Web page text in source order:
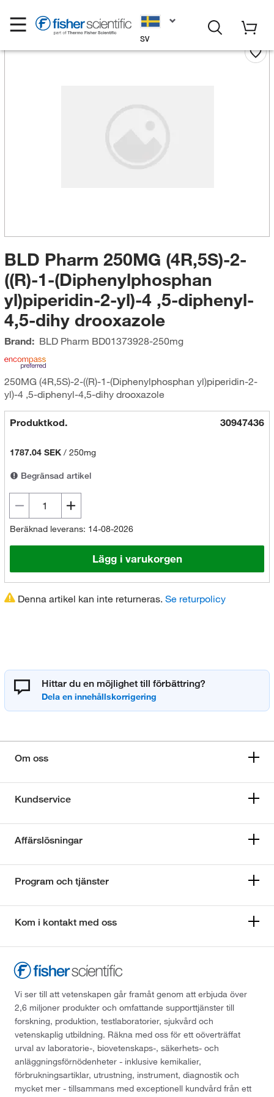
SV
BLD Pharm 250MG (4R,5S)-2-
((R)-1-(Diphenylphosphan
yl)piperidin-2-yl)-4 ,5-diphenyl-
4,5-dihy drooxazole
Brand: BLD Pharm BD01373928-250mg
250MG (4R,5S)-2-((R)-1-(Diphenylphosphan yl)piperidin-2-
yl)-4 ,5-diphenyl-4,5-dihy drooxazole
Produktkod. 30947436
1787.04 SEK/ 250mg
Begränsad artikel
Beräknad leverans: 14-08-2026
Lägg i varukorgen
Denna artikel kan inte returneras. Se returpolicy
Hittar du en möjlighet till förbättring?
Om oss
Kundservice
Affärslösningar
Program och tjänster
Kom i kontakt med oss
Vi ser till att vetenskapen går framåt genom att erbjuda över
2,6 miljoner produkter och omfattande supporttjänster till
forskning, produktion, testlaboratorier, sjukvård och
vetenskaplig utbildning. Räkna med oss för ett oöverträffat
urval av laboratorie-, biovetenskaps-, säkerhets- och
anläggningsförnödenheter - inklusive kemikalier,
förbrukningsartiklar, utrustning, instrument, diagnostik och
mycket mer - tillsammans med exceptionell kundvård från ett